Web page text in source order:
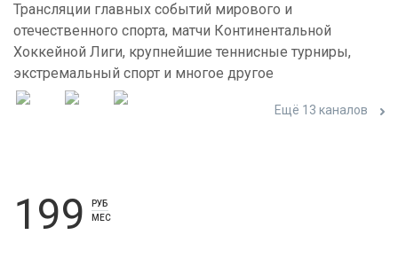
Трансляции главных событий мирового и
отечественного спорта, матчи Континентальной
Хоккейной Лиги, крупнейшие теннисные турниры,
экстремальный спорт и многое другое
Ещё 13 каналов
199
РУБ
МЕС